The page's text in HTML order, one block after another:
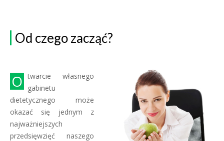
Od czego zacząć?
Otwarcie własnego
gabinetu
dietetycznego może
okazać się jednym z
najważniejszych
przedsięwzięć naszego